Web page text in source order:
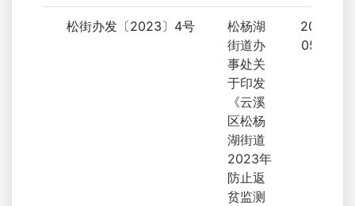
松街办发〔2023〕4号
松杨湖
街道办
事处关
于印发
《云溪
区松杨
湖街道
2023年
防止返
贫监测
2023-
05-25